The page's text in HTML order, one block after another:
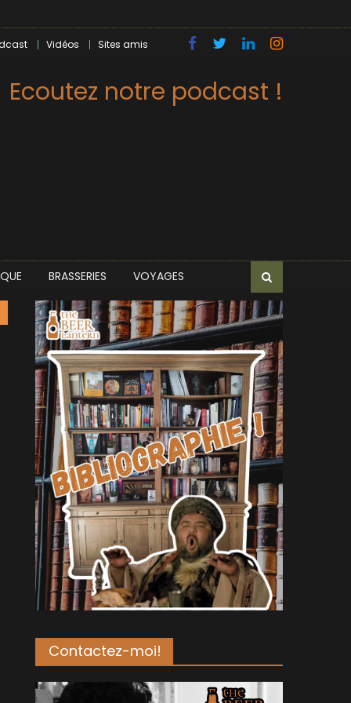
Vidéos Sites amis
Ecoutez notre podcast !
BRASSERIES VOYAGES
Contactez-moi!